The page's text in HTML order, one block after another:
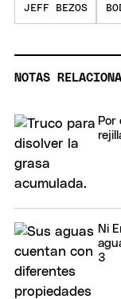
JEFF BEZOS
NOTAS
Por
Ni
3